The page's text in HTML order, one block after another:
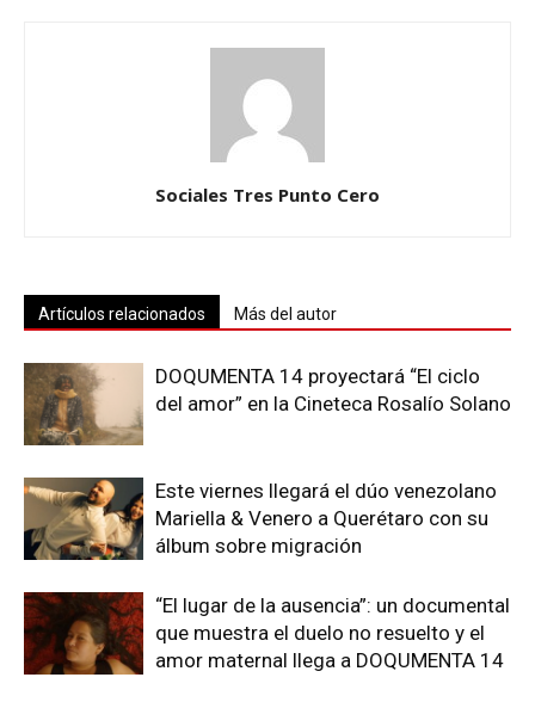
Sociales Tres Punto Cero
Artículos relacionados Más del autor
DOQUMENTA 14 proyectará “El ciclo
del amor” en la Cineteca Rosalío Solano
Este viernes llegará el dúo venezolano
Mariella & Venero a Querétaro con su
álbum sobre migración
“El lugar de la ausencia”: un documental
que muestra el duelo no resuelto y el
amor maternal llega a DOQUMENTA 14